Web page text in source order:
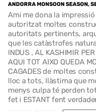
ANDORRA MONSOON SEASON,
Ami me dona la
autoritzat moltes
autoritats pertinents,
que les catàstrofes
INDUS , AL KASHIMIR
AQUI TOT AIXO QUEDA
CAGADES de moltes
lloc a tots, llàstima que
menys culpa té perden
fet i ESTANT fent